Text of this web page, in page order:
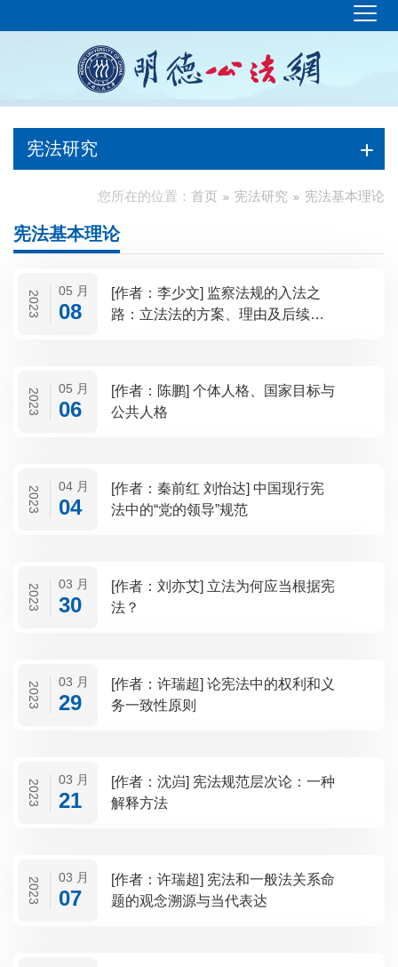
宪法研究
您所在的位置： 首页 宪法研究 宪法基本理论
宪法基本理论
2023 05 月
08
[作者：李少文] 监察法规的入法之
路：立法法的方案、理由及后续监
2023 05 月
06
[作者：陈鹏] 个体人格、国家目标与
公共人格
2023 04 月
04
[作者：秦前红 刘怡达] 中国现行宪
法中的“党的领导”规范
2023 03 月
30
[作者：刘亦艾] 立法为何应当根据宪
法？
2023 03 月
29
[作者：许瑞超] 论宪法中的权利和义
务一致性原则
2023 03 月
21
[作者：沈岿] 宪法规范层次论：一种
解释方法
2023 03 月
07
[作者：许瑞超] 宪法和一般法关系命
题的观念溯源与当代表达